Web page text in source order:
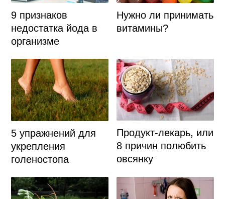
9 признаков
недостатка йода в
организме
Нужно ли принимать
витамины?
5 упражнений для
укрепления
голеностопа
Продукт-лекарь, или
8 причин полюбить
овсянку